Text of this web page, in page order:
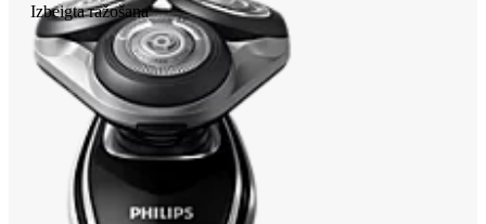
Izbeigta ražošana